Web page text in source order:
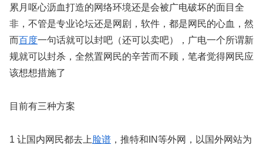
累月呕心沥血打造的网络环境还是会被广电破坏的面目全
非，不管是专业论坛还是网剧，软件，都是网民的心血，然
而百度一句话就可以封吧（还可以卖吧），广电一个所谓新
规就可以封杀，全然置网民的辛苦而不顾，笔者觉得网民应
该想想措施了
目前有三种方案
1 让国内网民都去上脸谱 ，推特和IN等外网，以国外网站为